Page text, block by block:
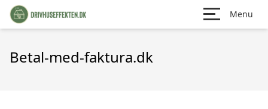
Menu
Betal-med-faktura.dk